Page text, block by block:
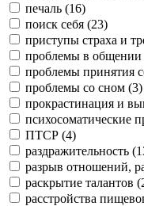
печаль (16)
поиск себя (23)
приступы страха и
проблемы в общении
проблемы принятия
проблемы со сном (3)
прокрастинация и
психосоматические
ПТСР (4)
раздражительность (
разрыв отношений,
раскрытие талантов (
расстройства